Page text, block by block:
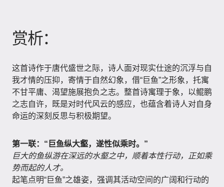
赏析：
这首诗作于唐代盛世之际，诗人面对现实仕途的沉浮与自
我才情的压抑，寄情于自然幻象，借“巨鱼”之形象，托寓
不甘平庸、渴望施展抱负之志。整首诗寓理于象，以鲲鹏
之志自许，既是对时代风云的感应，也蕴含着诗人对自身
命运的深刻反思与积极期望。
第一联：“巨鱼纵大壑，遂性似乘时。”
巨大的鱼纵游在深远的水壑之中，顺着本性行动，正如乘
势而起的人才。
起笔点明“巨鱼”之雄姿，强调其活动空间的广阔和行动的